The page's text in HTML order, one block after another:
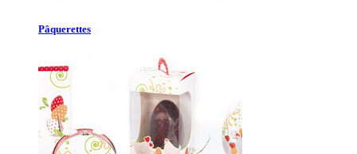
Pâquerettes